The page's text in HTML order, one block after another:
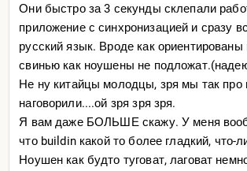
Они быстро за 3 секунды склепали
приложение с синхронизацией и сразу
русский язык. Вроде как
свинью как ноушены не
Не ну китайцы молодцы, зря мы так про
наговорили....ой зря зря зря.
Я вам даже БОЛЬШЕ скажу. У меня
что buildin какой то более гладкий, что-
Ноушен как будто туговат, лаговат